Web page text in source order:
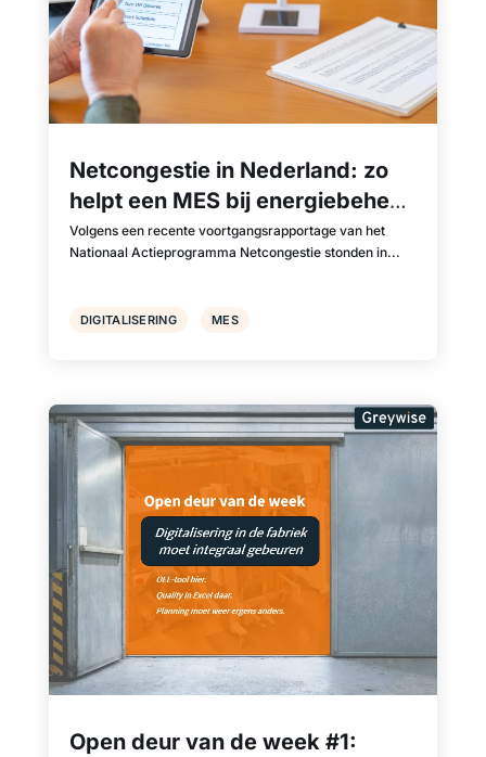
Netcongestie in Nederland: zo
helpt een MES bij energiebeheer
en productieplanning
DIGITALISERING MES
Volgens een recente voortgangsrapportage van het
Nationaal Actieprogramma Netcongestie stonden in...
Open deur van de week #1: